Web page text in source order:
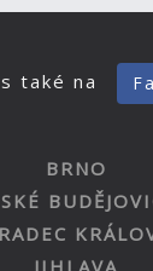
také na
BRNO
JIHLAVA